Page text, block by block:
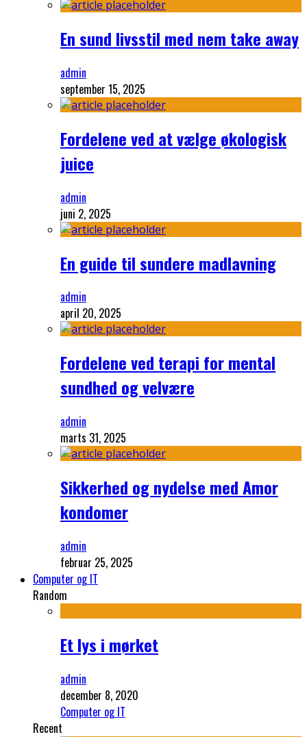
En sund livsstil med nem take away
admin
september 15, 2025
Fordelene ved at vælge økologisk
juice
admin
juni 2, 2025
En guide til sundere madlavning
admin
april 20, 2025
Fordelene ved terapi for mental
sundhed og velvære
admin
marts 31, 2025
Sikkerhed og nydelse med Amor
kondomer
admin
februar 25, 2025
Computer og IT
Random
Et lys i mørket
admin
december 8, 2020
Computer og IT
Recent